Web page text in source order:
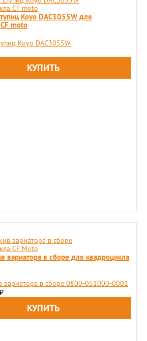
Koyo DAC3055W для
moto
Koyo DAC3055W
вариатора в сборе для квадроцикла
вариатора в сборе 0800-051000-0001
₽